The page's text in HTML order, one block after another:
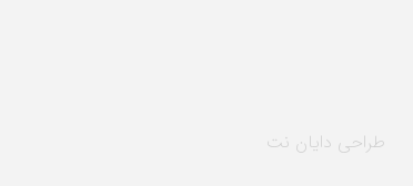
طراحی دایان نت